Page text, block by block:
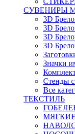
СУВЕНИРЫ
3D
3D
3D
3D
Значки
Стенды
Все
ТЕКСТИЛЬ